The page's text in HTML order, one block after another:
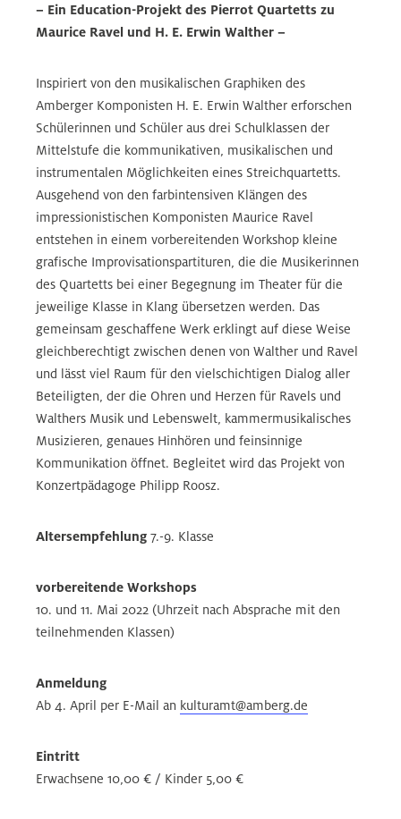
– Ein Education-Projekt des Pierrot Quartetts zu
Maurice Ravel und H. E. Erwin Walther –
Inspiriert von den musikalischen Graphiken des
Amberger Komponisten H. E. Erwin Walther erforschen
Schülerinnen und Schüler aus drei Schulklassen der
Mittelstufe die kommunikativen, musikalischen und
instrumentalen Möglichkeiten eines Streichquartetts.
Ausgehend von den farbintensiven Klängen des
impressionistischen Komponisten Maurice Ravel
entstehen in einem vorbereitenden Workshop kleine
grafische Improvisationspartituren, die die Musikerinnen
des Quartetts bei einer Begegnung im Theater für die
jeweilige Klasse in Klang übersetzen werden. Das
gemeinsam geschaffene Werk erklingt auf diese Weise
gleichberechtigt zwischen denen von Walther und Ravel
und lässt viel Raum für den vielschichtigen Dialog aller
Beteiligten, der die Ohren und Herzen für Ravels und
Walthers Musik und Lebenswelt, kammermusikalisches
Musizieren, genaues Hinhören und feinsinnige
Kommunikation öffnet. Begleitet wird das Projekt von
Konzertpädagoge Philipp Roosz.
Altersempfehlung 7.-9. Klasse
vorbereitende Workshops
10. und 11. Mai 2022 (Uhrzeit nach Absprache mit den
teilnehmenden Klassen)
Anmeldung
Ab 4. April per E-Mail an kulturamt@amberg.de
Eintritt
Erwachsene 10,00 € / Kinder 5,00 €